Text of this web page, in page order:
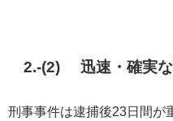
2.-(2) 迅速・確実
刑事事件は逮捕後23日間が